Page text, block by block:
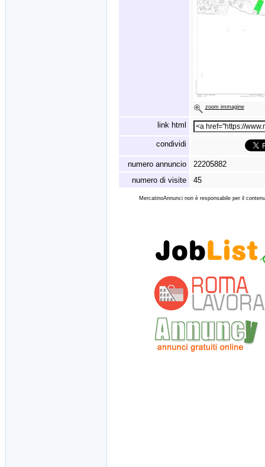
zoom immagine
link html
condividi
numero annuncio
22205882
numero di visite
45
MercatinoAnnunci non è responsabile per il